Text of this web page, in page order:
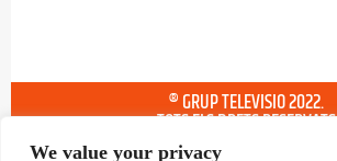
We value your privacy
® GRUP TELEVISIO 2022.
TOTS ELS DRETS RESERVATS